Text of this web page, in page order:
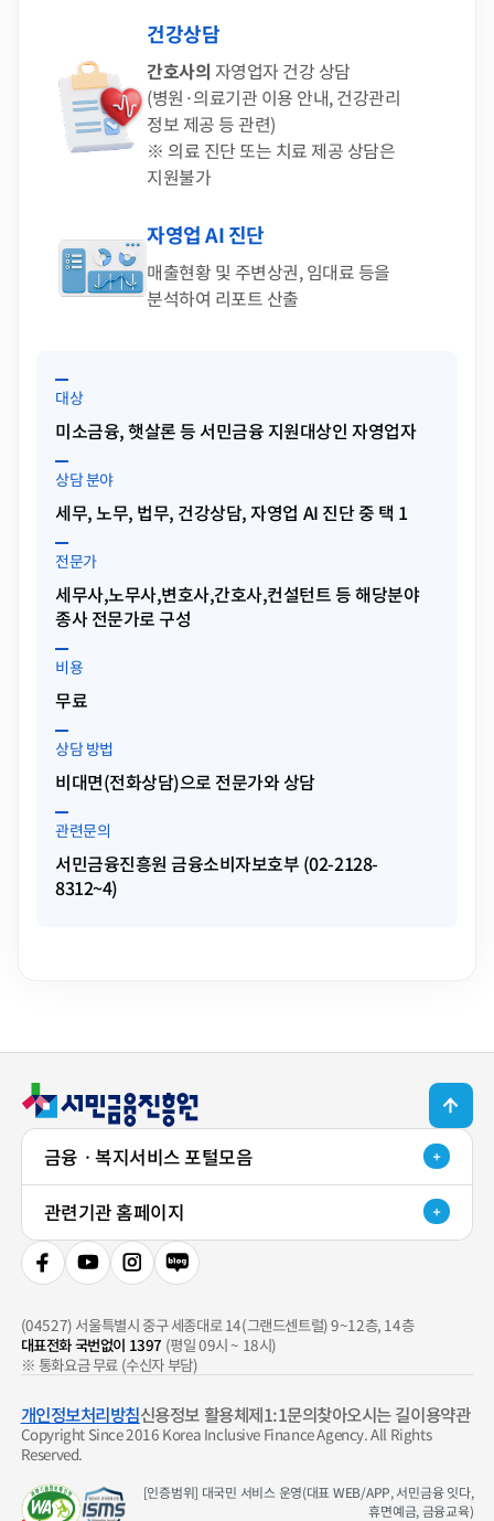
건강상담
간호사의 자영업자 건강 상담
(병원·의료기관 이용 안내, 건강관리
정보 제공 등 관련)
※ 의료 진단 또는 치료 제공 상담은
지원불가
자영업 AI 진단
매출현황 및 주변상권, 임대료 등을
분석하여 리포트 산출
대상
미소금융, 햇살론 등 서민금융 지원대상인 자영업자
상담 분야
세무, 노무, 법무, 건강상담, 자영업 AI 진단 중 택 1
전문가
세무사,노무사,변호사,간호사,컨설턴트 등 해당분야
종사 전문가로 구성
비용
무료
상담 방법
비대면(전화상담)으로 전문가와 상담
관련문의
서민금융진흥원 금융소비자보호부 (02-2128-
8312~4)
TOP 버튼
금융ㆍ복지서비스 포털모음
관련기관 홈페이지
페이스북 새 창 열기유튜브 새 창 열기인스타그램 새 창 열기네이버 블로그 새 창 열기
(04527) 서울특별시 중구 세종대로 14(그랜드센트럴) 9~12층, 14층
대표전화 국번없이 1397 (평일 09시 ~ 18시)
※ 통화요금 무료 (수신자 부담)
개인정보처리방침신용정보 활용체제1:1문의찾아오시는 길이용약관
Copyright Since 2016 Korea Inclusive Finance Agency. All Rights
Reserved.
[인증범위] 대국민 서비스 운영(대표 WEB/APP, 서민금융 잇다,
휴면예금, 금융교육)